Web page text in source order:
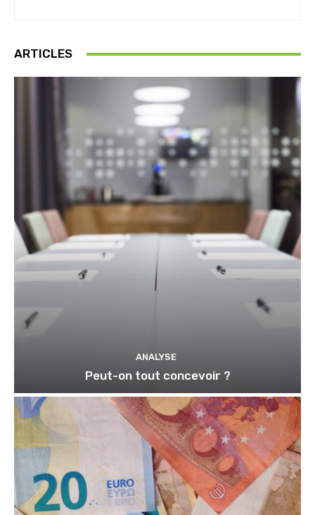
ARTICLES
ANALYSE
Peut-on tout concevoir ?